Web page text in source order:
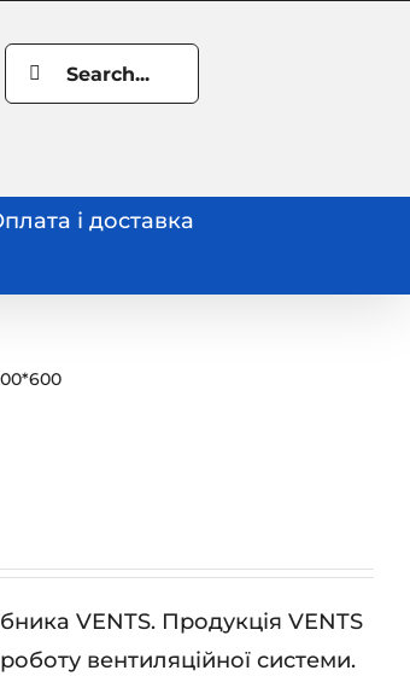
Search
for:
і доставка
VENTS. Продукція VENTS
вентиляційної системи.